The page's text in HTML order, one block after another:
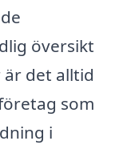
översikt
det alltid
som
i